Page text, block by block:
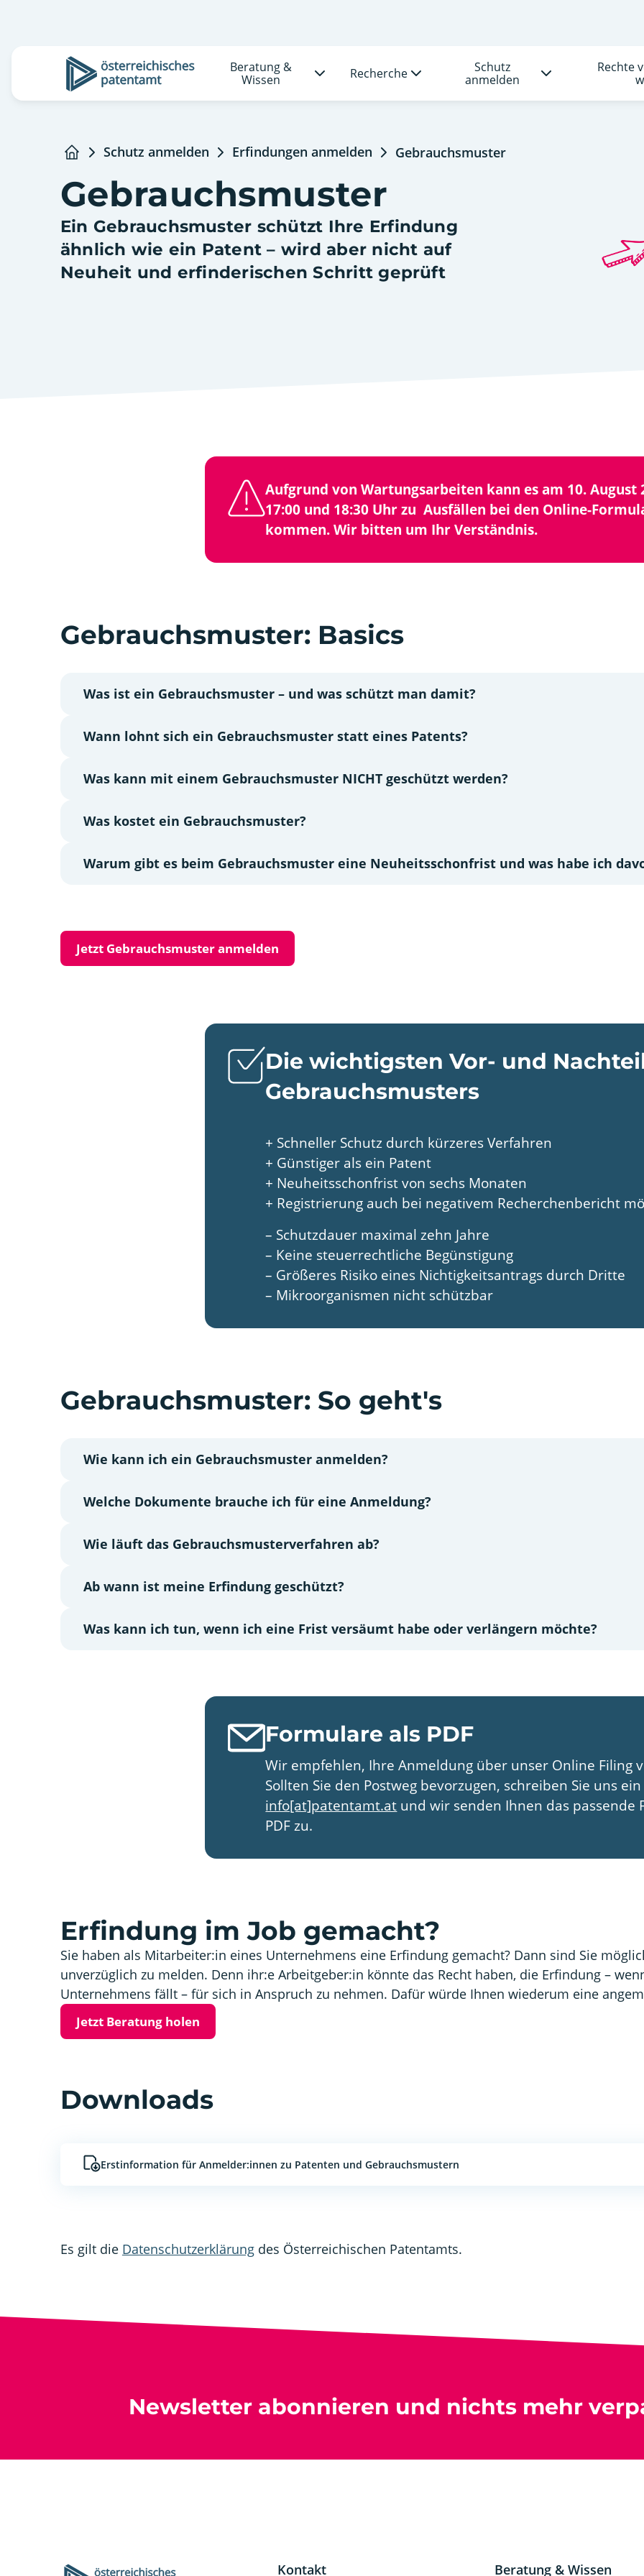
Logo
Beratung &
Wissen
Recherche
Schutz
anmelden
Rechte
Schutz anmelden Erfindungen anmelden Gebrauchsmuster
Gebrauchsmuster
Ein Gebrauchsmuster schützt Ihre Erfindung
ähnlich wie ein Patent – wird aber nicht auf
Neuheit und erfinderischen Schritt geprüft
Aufgrund von Wartungsarbeiten kann es am 10. August
17:00 und 18:30 Uhr zu Ausfällen bei den Online-
kommen. Wir bitten um Ihr Verständnis.
Gebrauchsmuster: Basics
Was ist ein Gebrauchsmuster – und was schützt man damit?
Wann lohnt sich ein Gebrauchsmuster statt eines Patents?
Was kann mit einem Gebrauchsmuster NICHT geschützt werden?
Was kostet ein Gebrauchsmuster?
Warum gibt es beim Gebrauchsmuster eine Neuheitsschonfrist und was habe ich
Jetzt Gebrauchsmuster anmelden
Die wichtigsten Vor- und
Gebrauchsmusters
+ Schneller Schutz durch kürzeres Verfahren
+ Günstiger als ein Patent
+ Neuheitsschonfrist von sechs Monaten
+ Registrierung auch bei negativem Recherchenbericht
– Schutzdauer maximal zehn Jahre
– Keine steuerrechtliche Begünstigung
– Größeres Risiko eines Nichtigkeitsantrags durch Dritte
– Mikroorganismen nicht schützbar
Gebrauchsmuster: So geht's
Wie kann ich ein Gebrauchsmuster anmelden?
Welche Dokumente brauche ich für eine Anmeldung?
Wie läuft das Gebrauchsmusterverfahren ab?
Ab wann ist meine Erfindung geschützt?
Was kann ich tun, wenn ich eine Frist versäumt habe oder verlängern möchte?
Formulare als PDF
Wir empfehlen, Ihre Anmeldung über unser Online Filing
Sollten Sie den Postweg bevorzugen, schreiben Sie uns
info[at]patentamt.at und wir senden Ihnen das passende
PDF zu.
Erfindung im Job gemacht?
Sie haben als Mitarbeiter:in eines Unternehmens eine Erfindung gemacht? Dann sind Sie
unverzüglich zu melden. Denn ihr:e Arbeitgeber:in könnte das Recht haben, die Erfindung –
Unternehmens fällt – für sich in Anspruch zu nehmen. Dafür würde Ihnen wiederum eine
Jetzt Beratung holen
Downloads
Erstinformation für Anmelder:innen zu Patenten und Gebrauchsmustern
Es gilt die Datenschutzerklärungdes Österreichischen Patentamts.
Newsletter abonnieren und nichts mehr
Kontakt Beratung & Wissen